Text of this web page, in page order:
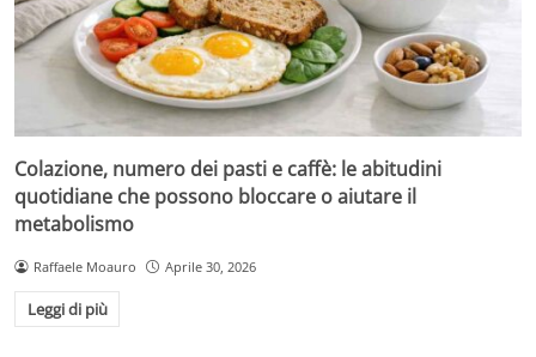
Colazione, numero dei pasti e caffè: le abitudini
quotidiane che possono bloccare o aiutare il
metabolismo
Raffaele Moauro Aprile 30, 2026
Leggi di più